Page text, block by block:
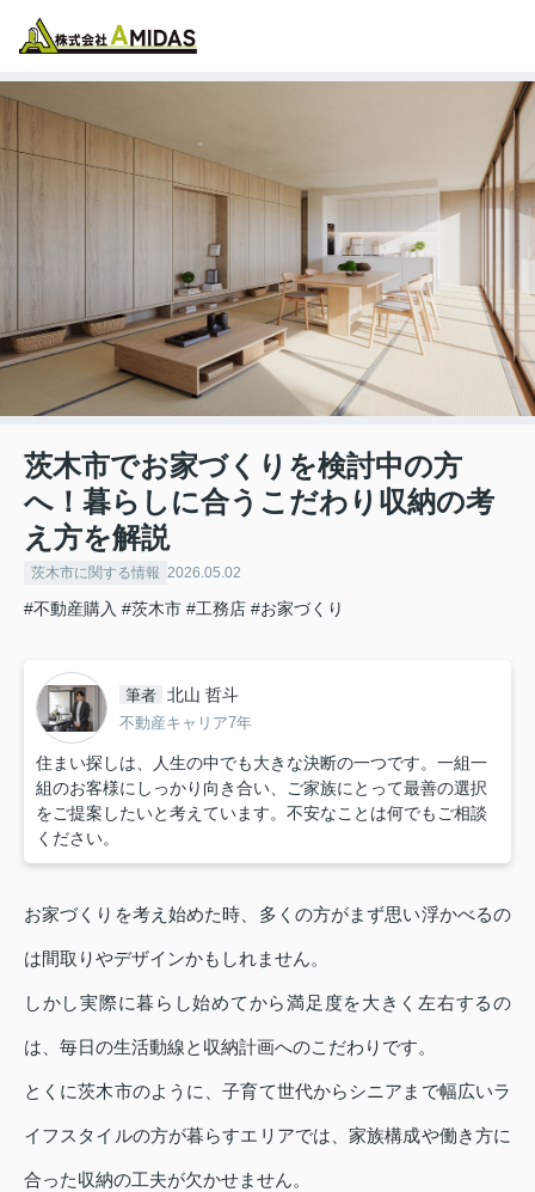
茨木市でお家づくりを検討中の方
へ！暮らしに合うこだわり収納の考
え方を解説
茨木市に関する情報 2026.05.02
#不動産購入 #茨木市 #工務店 #お家づくり
筆者 北山 哲斗
不動産キャリア7年
住まい探しは、人生の中でも大きな決断の一つです。一組一
組のお客様にしっかり向き合い、ご家族にとって最善の選択
をご提案したいと考えています。不安なことは何でもご相談
ください。
お家づくりを考え始めた時、多くの方がまず思い浮かべるの
は間取りやデザインかもしれません。
しかし実際に暮らし始めてから満足度を大きく左右するの
は、毎日の生活動線と収納計画へのこだわりです。
とくに茨木市のように、子育て世代からシニアまで幅広いラ
イフスタイルの方が暮らすエリアでは、家族構成や働き方に
合った収納の工夫が欠かせません。